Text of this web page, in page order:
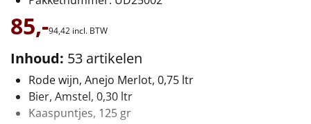
Vrouwen
Duurzaam
85,-94,42 incl. BTW
Inhoud: 53 artikelen
Rode wijn, Anejo Merlot, 0,75 ltr
Bier, Amstel, 0,30 ltr
Kaaspuntjes, 125 gr